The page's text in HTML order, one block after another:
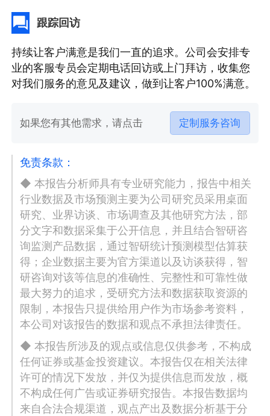
跟踪回访
持续让客户满意是我们一直的追求。公司会安排专
业的客服专员会定期电话回访或上门拜访，收集您
对我们服务的意见及建议，做到让客户100%满意。
如果您有其他需求，请点击 定制服务咨询
免责条款：
◆ 本报告分析师具有专业研究能力，报告中相关
行业数据及市场预测主要为公司研究员采用桌面
研究、业界访谈、市场调查及其他研究方法，部
分文字和数据采集于公开信息，并且结合智研咨
询监测产品数据，通过智研统计预测模型估算获
得；企业数据主要为官方渠道以及访谈获得，智
研咨询对该等信息的准确性、完整性和可靠性做
最大努力的追求，受研究方法和数据获取资源的
限制，本报告只提供给用户作为市场参考资料，
本公司对该报告的数据和观点不承担法律责任。
◆ 本报告所涉及的观点或信息仅供参考，不构成
任何证券或基金投资建议。本报告仅在相关法律
许可的情况下发放，并仅为提供信息而发放，概
不构成任何广告或证券研究报告。本报告数据均
来自合法合规渠道，观点产出及数据分析基于分